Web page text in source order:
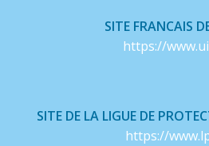
SITE FRANCAIS
https://
SITE DE LA LIGUE DE
https://